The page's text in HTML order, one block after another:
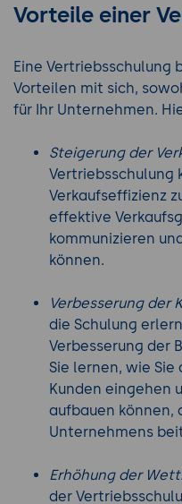
Vorteile einer
Eine Vertriebsschulung
Vorteilen mit sich,
für Ihr Unternehmen.
Steigerung der
Vertriebsschulung
Verkaufseffizienz
effektive
kommunizieren
können.
Verbesserung der
die Schulung
Verbesserung der
Sie lernen, wie Sie
Kunden eingehen
aufbauen können,
Unternehmens
Erhöhung der
der